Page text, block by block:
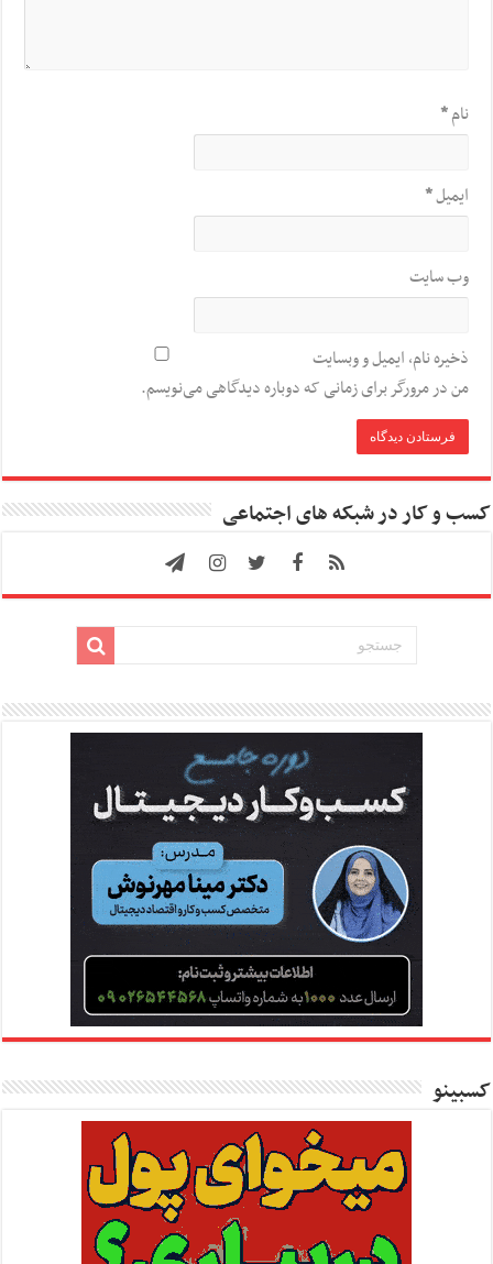
نام*
ایمیل*
وب‌ سایت
ذخیره نام، ایمیل و وبسایت
من در مرورگر برای زمانی که دوباره دیدگاهی می‌نویسم.
کسب و کار در شبکه های اجتماعی
کسبینو